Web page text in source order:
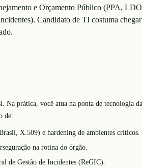
e Orçamento Público (PPA,
Candidato de TI costuma
prática, você atua na ponta de tecnologia
de:
X.509) e hardening de ambientes críticos.
na rotina do órgão.
de Gestão de Incidentes (ReGIC).